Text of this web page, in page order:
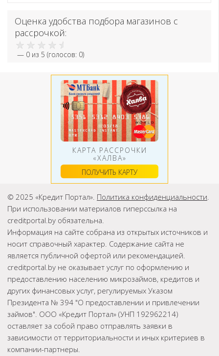
Оценка удобства подбора магазинов с
рассрочкой:
— 0 из 5 (голосов: 0)
КАРТА РАССРОЧКИ
«ХАЛВА»
ПОЛУЧИТЬ КАРТУ
© 2025 «Кредит Портал». Политика конфиденциальности.
При использовании материалов гиперссылка на
creditportal.by обязательна.
Информация на сайте собрана из открытых источников и
носит справочный характер. Содержание сайта не
является публичной офертой или рекомендацией.
creditportal.by не оказывает услуг по оформлению и
предоставлению населению микрозаймов, кредитов и
других финансовых услуг, регулируемых Указом
Президента № 394 "О предоставлении и привлечении
займов". ООО «Кредит Портал» (УНП 192962214)
оставляет за собой право отправлять заявки в
зависимости от территориальности и иных критериев в
компании-партнеры.